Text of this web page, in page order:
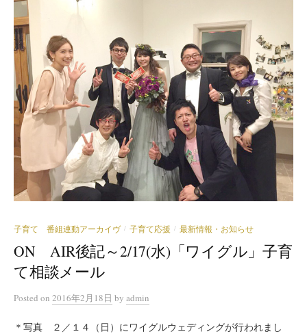
子育て 番組連動アーカイヴ / 子育て応援 / 最新情報・お知らせ
ON AIR後記～2/17(水)「ワイグル」子育
て相談メール
Posted on 2016年2月18日 by admin
＊写真 ２／１４（日）にワイグルウェディングが行われまし